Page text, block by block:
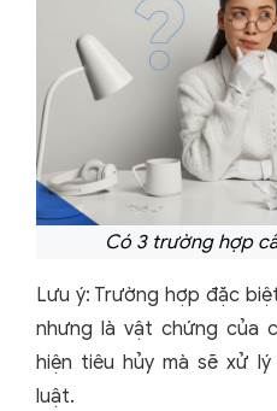
Có 3 trường hợp
Lưu ý: Trường hợp đặc
nhưng là vật chứng của
hiện tiêu hủy mà sẽ xử
luật.